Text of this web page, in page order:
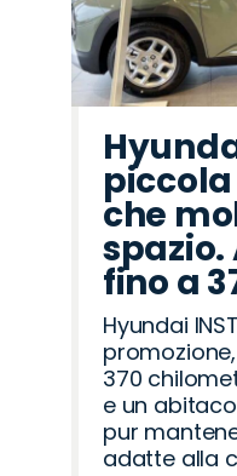
che
fino a
Hyundai
370
e un
pur
adatte alla